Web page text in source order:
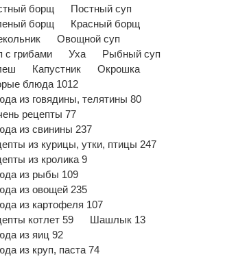
борщ
Постный суп
борщ
Красный борщ
Овощной суп
с грибами
Уха
Рыбный суп
Капустник
Окрошка
блюда 1012
из говядины, телятины 80
рецепты 77
из свинины 237
из курицы, утки, птицы 247
из кролика 9
из рыбы 109
из овощей 235
из картофеля 107
котлет 59
Шашлык 13
из яиц 92
из круп, паста 74